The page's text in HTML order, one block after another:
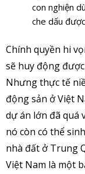
con nghiện
che dấu
Chính quyền hi
sẽ huy động
Nhưng thực tế
động sản ở Việt
dự án lớn đã quá
nó còn có thể
nhà đất ở Trung
Việt Nam là một